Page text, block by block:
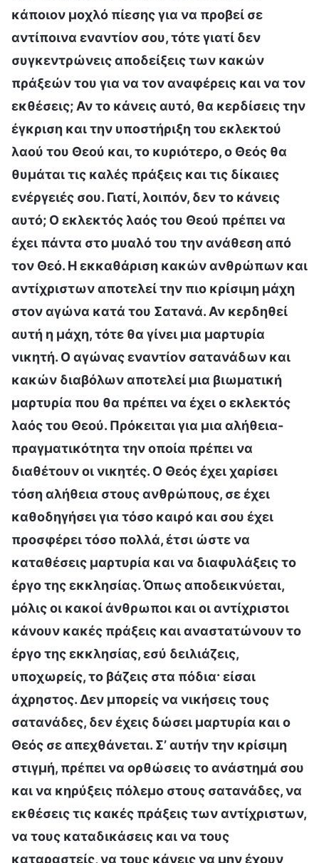
κάποιον μοχλό πίεσης για να προβεί σε
αντίποινα εναντίον σου, τότε γιατί δεν
συγκεντρώνεις αποδείξεις των κακών
πράξεών του για να τον αναφέρεις και να τον
εκθέσεις; Αν το κάνεις αυτό, θα κερδίσεις την
έγκριση και την υποστήριξη του εκλεκτού
λαού του Θεού και, το κυριότερο, ο Θεός θα
θυμάται τις καλές πράξεις και τις δίκαιες
ενέργειές σου. Γιατί, λοιπόν, δεν το κάνεις
αυτό; Ο εκλεκτός λαός του Θεού πρέπει να
έχει πάντα στο μυαλό του την ανάθεση από
τον Θεό. Η εκκαθάριση κακών ανθρώπων και
αντίχριστων αποτελεί την πιο κρίσιμη μάχη
στον αγώνα κατά του Σατανά. Αν κερδηθεί
αυτή η μάχη, τότε θα γίνει μια μαρτυρία
νικητή. Ο αγώνας εναντίον σατανάδων και
κακών διαβόλων αποτελεί μια βιωματική
μαρτυρία που θα πρέπει να έχει ο εκλεκτός
λαός του Θεού. Πρόκειται για μια αλήθεια-
πραγματικότητα την οποία πρέπει να
διαθέτουν οι νικητές. Ο Θεός έχει χαρίσει
τόση αλήθεια στους ανθρώπους, σε έχει
καθοδηγήσει για τόσο καιρό και σου έχει
προσφέρει τόσο πολλά, έτσι ώστε να
καταθέσεις μαρτυρία και να διαφυλάξεις το
έργο της εκκλησίας. Όπως αποδεικνύεται,
μόλις οι κακοί άνθρωποι και οι αντίχριστοι
κάνουν κακές πράξεις και αναστατώνουν το
έργο της εκκλησίας, εσύ δειλιάζεις,
υποχωρείς, το βάζεις στα πόδια· είσαι
άχρηστος. Δεν μπορείς να νικήσεις τους
σατανάδες, δεν έχεις δώσει μαρτυρία και ο
Θεός σε απεχθάνεται. Σ’ αυτήν την κρίσιμη
στιγμή, πρέπει να ορθώσεις το ανάστημά σου
και να κηρύξεις πόλεμο στους σατανάδες, να
εκθέσεις τις κακές πράξεις των αντίχριστων,
να τους καταδικάσεις και να τους
καταραστείς, να τους κάνεις να μην έχουν